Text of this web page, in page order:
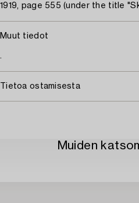
1919, page 555 (under the title
Muut tiedot
.
Tietoa ostamisesta
Muiden